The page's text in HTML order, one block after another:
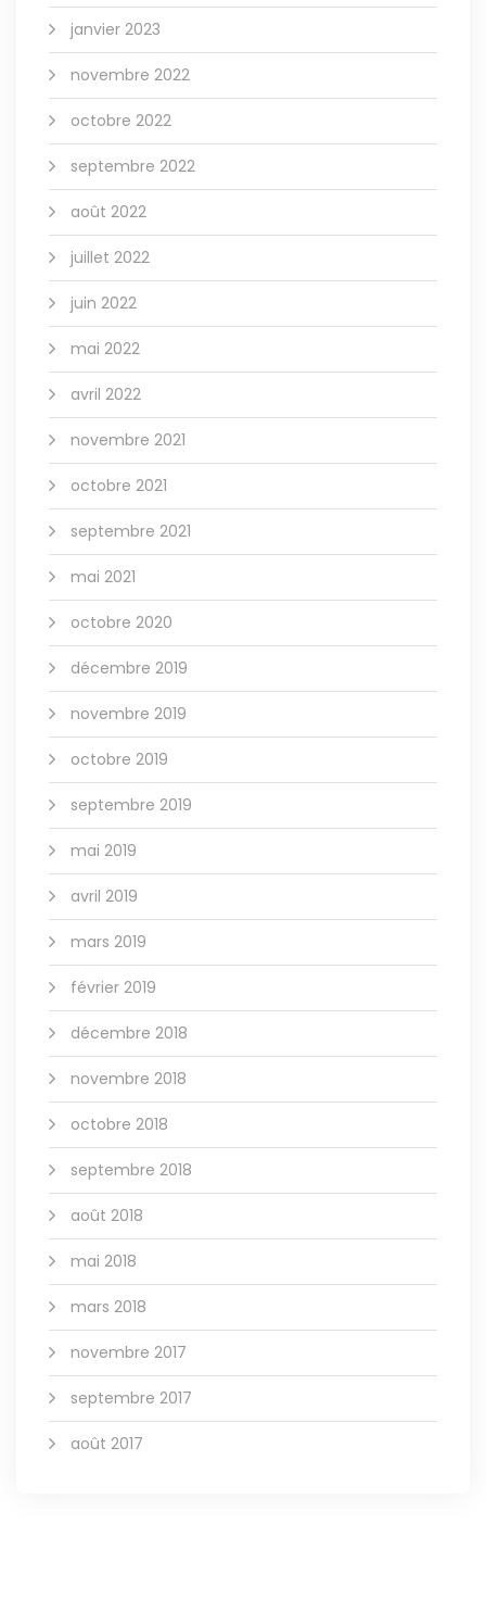
janvier 2023
novembre 2022
octobre 2022
septembre 2022
août 2022
juillet 2022
juin 2022
mai 2022
avril 2022
novembre 2021
octobre 2021
septembre 2021
mai 2021
octobre 2020
décembre 2019
novembre 2019
octobre 2019
septembre 2019
mai 2019
avril 2019
mars 2019
février 2019
décembre 2018
novembre 2018
octobre 2018
septembre 2018
août 2018
mai 2018
mars 2018
novembre 2017
septembre 2017
août 2017